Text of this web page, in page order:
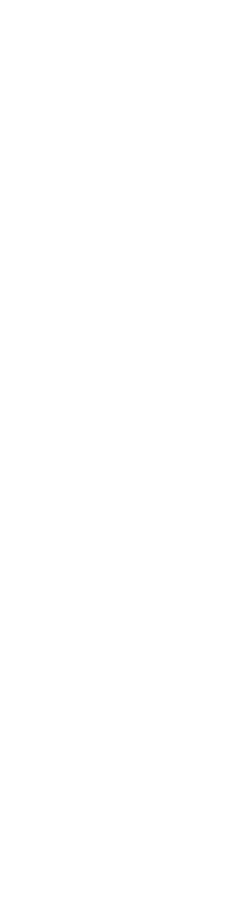
отличный способ
Интернет-магазин
Обеспечьте
С этим
Пакет ПВД с
150мм х 200мм х